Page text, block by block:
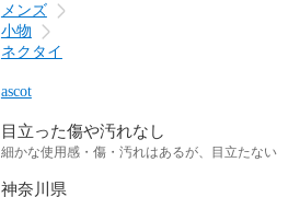
メンズ
小物
ネクタイ
ascot
目立った傷や汚れなし
細かな使用感・傷・汚れはあるが、目立たない
神奈川県